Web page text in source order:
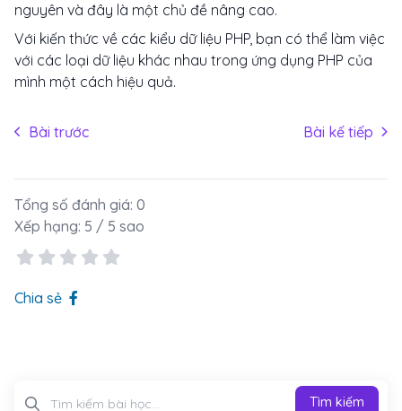
nguyên và đây là một chủ đề nâng cao.
Với kiến thức về các kiểu dữ liệu PHP, bạn có thể làm việc
với các loại dữ liệu khác nhau trong ứng dụng PHP của
mình một cách hiệu quả.
Bài trước Bài kế tiếp
Tổng số đánh giá: 0
Xếp hạng: 5 / 5 sao
Chia sẻ
Tìm kiếm